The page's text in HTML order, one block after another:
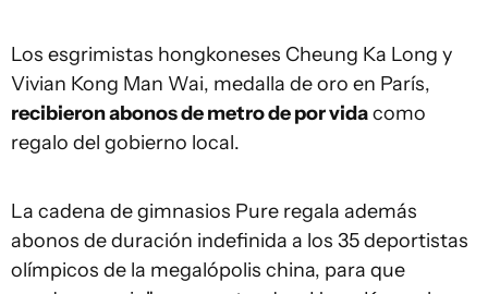
Los esgrimistas hongkoneses Cheung Ka Long y
Vivian Kong Man Wai, medalla de oro en París,
recibieron abonos de metro de por vidacomo
regalo del gobierno local.
La cadena de gimnasios Pure regala además
abonos de duración indefinida a los 35 deportistas
olímpicos de la megalópolis china, para que